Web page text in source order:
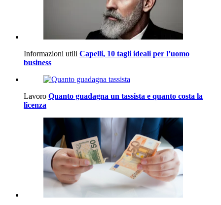
Informazioni utili Capelli, 10 tagli ideali per l’uomo
business
Lavoro Quanto guadagna un tassista e quanto costa la
licenza